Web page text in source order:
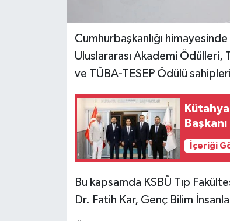
Cumhurbaşkanlığı
Uluslararası Akademi Ödülleri,
ve TÜBA-TESEP Ödülü
İçeriği
Bu kapsamda KSBÜ Tıp
Dr. Fatih Kar, Genç Bilim
Köşe Yazıları
Kültür Sanat